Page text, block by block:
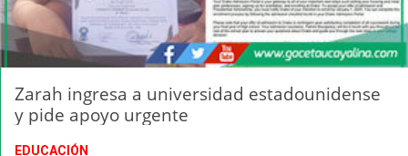
Zarah ingresa a universidad estadounidense
y pide apoyo urgente
EDUCACIÓN